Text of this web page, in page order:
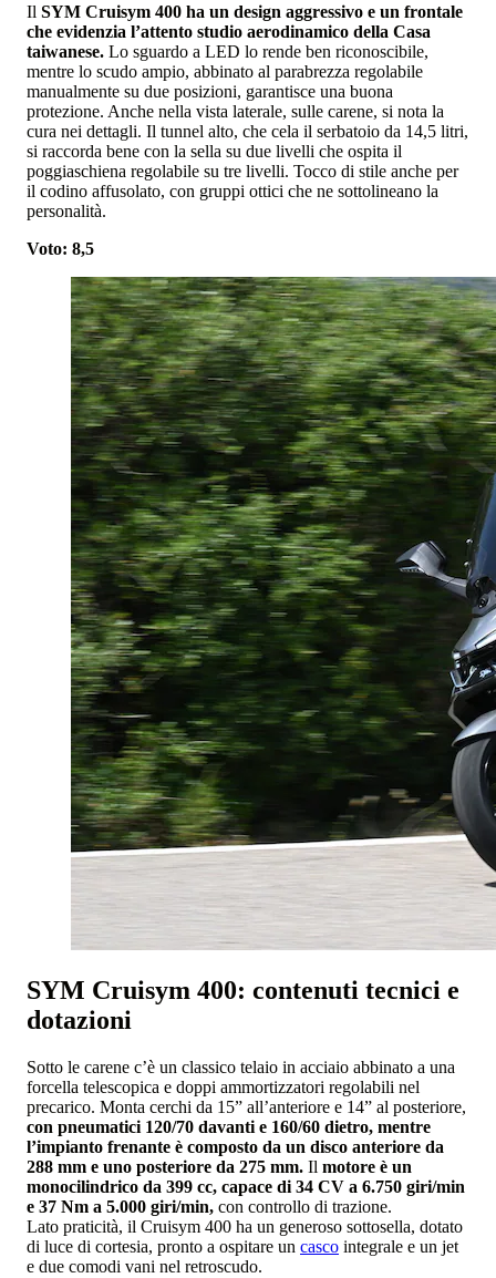
Il SYM Cruisym 400 ha un design aggressivo e un frontale
che evidenzia l’attento studio aerodinamico della Casa
taiwanese. Lo sguardo a LED lo rende ben riconoscibile,
mentre lo scudo ampio, abbinato al parabrezza regolabile
manualmente su due posizioni, garantisce una buona
protezione. Anche nella vista laterale, sulle carene, si nota la
cura nei dettagli. Il tunnel alto, che cela il serbatoio da 14,5 litri,
si raccorda bene con la sella su due livelli che ospita il
poggiaschiena regolabile su tre livelli. Tocco di stile anche per
il codino affusolato, con gruppi ottici che ne sottolineano la
personalità.
Voto: 8,5
SYM Cruisym 400: contenuti tecnici e
dotazioni
Sotto le carene c’è un classico telaio in acciaio abbinato a una
forcella telescopica e doppi ammortizzatori regolabili nel
precarico. Monta cerchi da 15” all’anteriore e 14” al posteriore,
con pneumatici 120/70 davanti e 160/60 dietro, mentre
l’impianto frenante è composto da un disco anteriore da
288 mm e uno posteriore da 275 mm. Il motore è un
monocilindrico da 399 cc, capace di 34 CV a 6.750 giri/min
e 37 Nm a 5.000 giri/min, con controllo di trazione.
Lato praticità, il Cruisym 400 ha un generoso sottosella, dotato
di luce di cortesia, pronto a ospitare un casco integrale e un jet
e due comodi vani nel retroscudo.